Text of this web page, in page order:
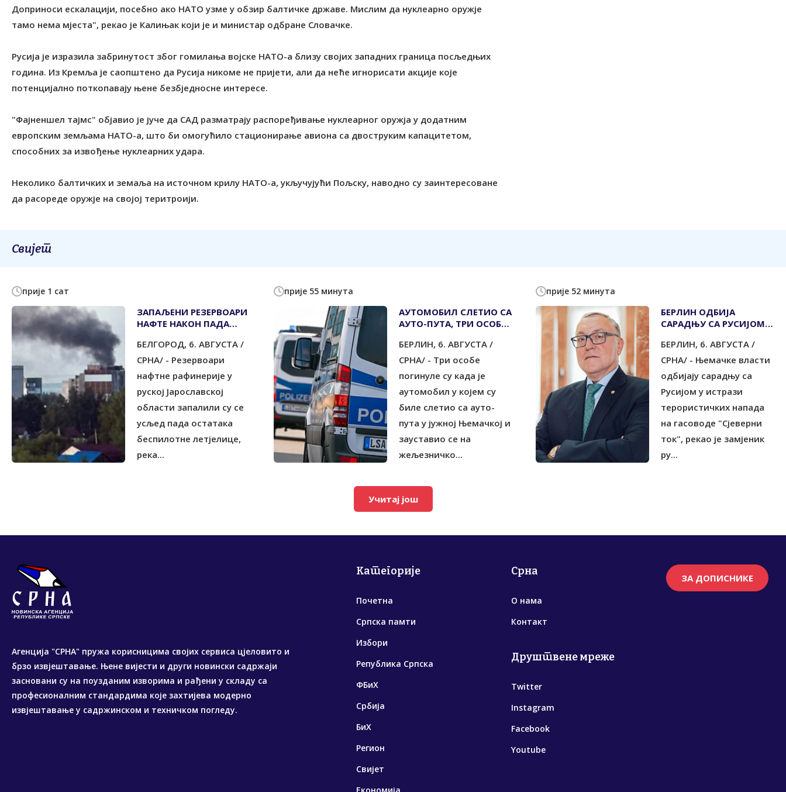
Доприноси ескалацији, посебно ако НАТО узме у обзир балтичке државе. Мислим да нуклеарно оружје
тамо нема мјеста", рекао је Калињак који је и министар одбране Словачке.
Русија је изразила забринутост због гомилања војске НАТО-а близу својих западних граница посљедњих
година. Из Кремља је саопштено да Русија никоме не пријети, али да неће игнорисати акције које
потенцијално поткопавају њене безбједносне интересе.
"Фајненшел тајмс" објавио је јуче да САД разматрају распоређивање нуклеарног оружја у додатним
европским земљама НАТО-а, што би омогућило стационирање авиона са двоструким капацитетом,
способних за извођење нуклеарних удара.
Неколико балтичких и земаља на источном крилу НАТО-а, укључујући Пољску, наводно су заинтересоване
да расореде оружје на својој теритроији.
Свијет
прије 1 сат
ЗАПАЉЕНИ РЕЗЕРВОАРИ
НАФТЕ НАКОН ПАДА
БЕЛГОРОД, 6. АВГУСТА /
СРНА/ - Резервоари
нафтне рафинерије у
руској Јарославској
области запалили су се
усљед пада остатака
беспилотне летјелице,
река...
прије 55 минута
АУТОМОБИЛ СЛЕТИО СА
АУТО-ПУТА, ТРИ ОСОБЕ
БЕРЛИН, 6. АВГУСТА /
СРНА/ - Три особе
погинуле су када је
аутомобил у којем су
биле слетио са ауто-
пута у јужној Њемачкој и
зауставио се на
жељезничко...
прије 52 минута
БЕРЛИН ОДБИЈА
САРАДЊУ СА РУСИЈОМ У
ТЕРОРИСТИЧКИХ
НАПАДА
БЕРЛИН, 6. АВГУСТА /
СРНА/ - Њемачке власти
одбијају сарадњу са
Русијом у истрази
терористичких напада
на гасоводе "Сјеверни
ток", рекао је замјеник
ру...
Учитај још
Агенција "СРНА" пружа корисницима својих сервиса цјеловито и
брзо извјештавање. Њене вијести и други новински садржаји
засновани су на поузданим изворима и рађени у складу са
професионалним стандардима које захтијева модерно
извјештавање у садржинском и техничком погледу.
Категорије
Почетна
Српска памти
Избори
Република Српска
ФБиХ
Србија
БиХ
Регион
Свијет
Срна
О нама
Контакт
Друштвене мреже
Twitter
Instagram
Facebook
Youtube
ЗА ДОПИСНИКЕ